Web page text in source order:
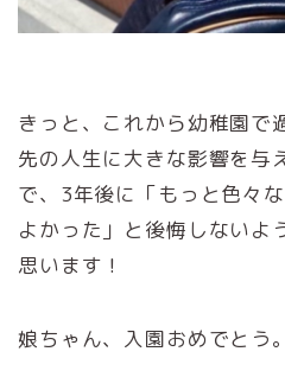
きっと、これから幼稚園で
先の人生に大きな影響を与
で、3年後に「もっと色々
よかった」と後悔しないよ
思います！
娘ちゃん、入園おめでとう。